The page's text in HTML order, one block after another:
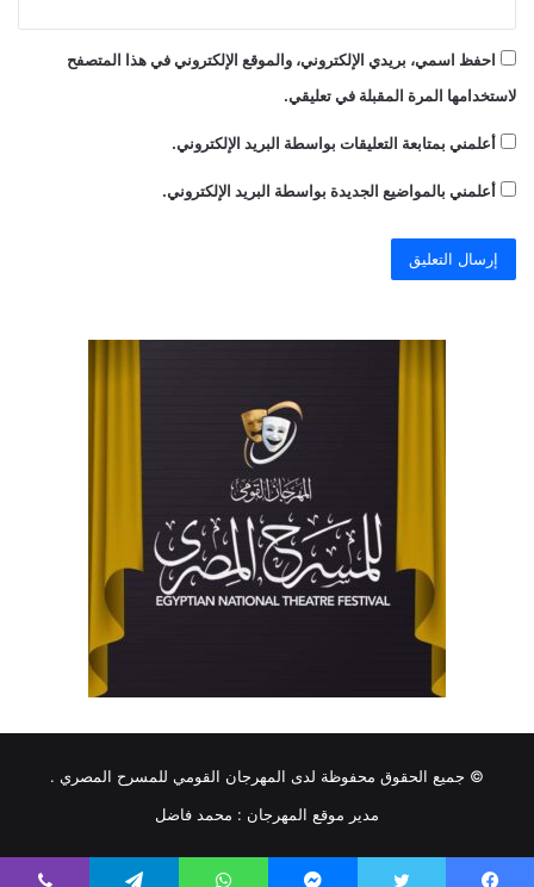
احفظ اسمي، بريدي الإلكتروني، والموقع الإلكتروني في هذا المتصفح
لاستخدامها المرة المقبلة في تعليقي.
أعلمني بمتابعة التعليقات بواسطة البريد الإلكتروني.
أعلمني بالمواضيع الجديدة بواسطة البريد الإلكتروني.
© جميع الحقوق محفوظة لدى المهرجان القومي للمسرح المصري .
مدير موقع المهرجان : محمد فاضل